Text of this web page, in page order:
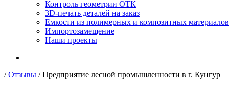
Контроль геометрии ОТК
3D-печать деталей на заказ
Емкости из полимерных и композитных материалов
Импортозамещение
Наши проекты
/Отзывы /Предприятие лесной промышленности в г. Кунгур